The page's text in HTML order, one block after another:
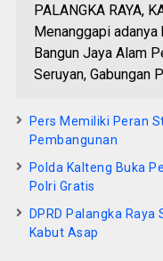
PALANGKA RAYA,
Menanggapi
Bangun Jaya Alam
Seruyan, Gabungan
Pers Memiliki Peran
Pembangunan
Polda Kalteng Buka
Polri Gratis
DPRD Palangka
Kabut Asap